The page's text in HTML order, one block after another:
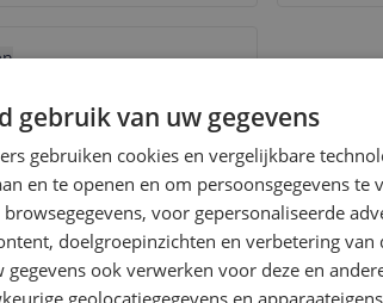
series HC5632/15 -
- Zwart
gebruik van uw gegevens
gebruiken cookies en vergelijkbare
en te openen en om persoonsgegevens te
voor gepersonaliseerde
doelgroepinzichten en verbetering van
gegevens ook verwerken voor deze en
geolocatiegegevens en